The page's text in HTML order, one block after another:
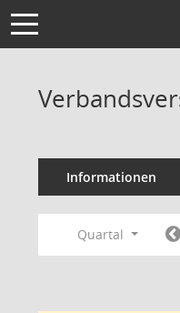
Toggle navigation
Informationen
Quartal